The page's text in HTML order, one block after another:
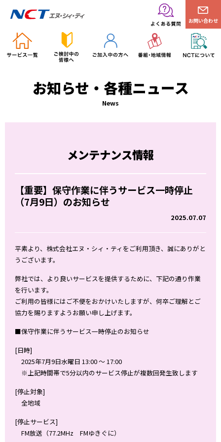
お問い合わせ
お知らせ・各種ニュース
News
メンテナンス情報
【重要】保守作業に伴うサービス一時停止
（7月9日）のお知らせ
2025.07.07
平素より、株式会社エヌ・シィ・ティをご利用頂き、誠にありがと
うございます。
弊社では、より良いサービスを提供するために、下記の通り作業
を行います。
ご利用の皆様にはご不便をおかけいたしますが、何卒ご理解とご
協力を賜りますようお願い申し上げます。
■保守作業に伴うサービス一時停止のお知らせ
[日時]
2025年7月9日水曜日 13:00 ～ 17:00
※上記時間帯で5分以内のサービス停止が複数回発生致します
[停止対象]
全地域
[停止サービス]
FM放送（77.2MHz FMゆきぐに）